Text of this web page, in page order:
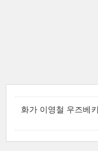
화가 이영철 우즈베